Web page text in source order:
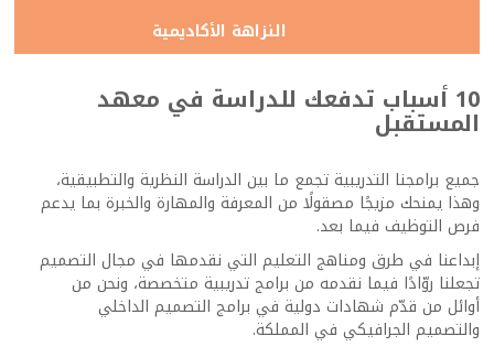
النزاهة الأكاديمية
10 أسباب تدفعك للدراسة في معهد
المستقبل
جميع برامجنا التدريبية تجمع ما بين الدراسة النظرية والتطبيقية،
وهذا يمنحك مزيجًا مصقولًا من المعرفة والمهارة والخبرة بما يدعم
فرص التوظيف فيما بعد.
إبداعنا في طرق ومناهج التعليم التي نقدمها في مجال التصميم
تجعلنا روّادًا فيما نقدمه من برامج تدريبية متخصصة، ونحن من
أوائل من قدّم شهادات دولية في برامج التصميم الداخلي
والتصميم الجرافيكي في المملكة.